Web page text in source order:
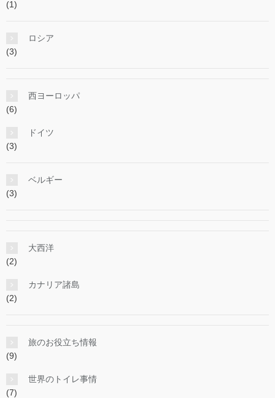
(1)
ロシア
(3)
西ヨーロッパ
(6)
ドイツ
(3)
ベルギー
(3)
大西洋
(2)
カナリア諸島
(2)
旅のお役立ち情報
(9)
世界のトイレ事情
(7)